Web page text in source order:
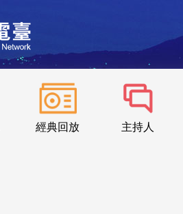
經典回放 主持人